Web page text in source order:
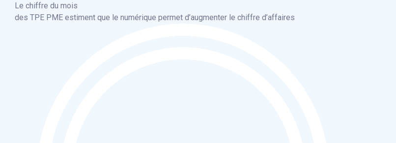
Le chiffre du mois
des TPE PME estiment que le numérique permet d’augmenter le chiffre d’affaires